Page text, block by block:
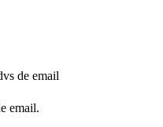
de email
email.